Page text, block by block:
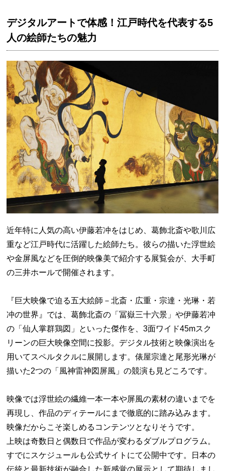
デジタルアートで体感！江戸時代を代表する5
人の絵師たちの魅力
近年特に人気の高い伊藤若冲をはじめ、葛飾北斎や歌川広
重など江戸時代に活躍した絵師たち。彼らの描いた浮世絵
や金屏風などを圧倒的映像美で紹介する展覧会が、大手町
の三井ホールで開催されます。
『巨大映像で迫る五大絵師－北斎・広重・宗達・光琳・若
冲の世界』では、葛飾北斎の「冨嶽三十六景」や伊藤若冲
の「仙人掌群鶏図」といった傑作を、3面ワイド45mスク
リーンの巨大映像空間に投影。デジタル技術と映像演出を
用いてスペルタクルに展開します。俵屋宗達と尾形光琳が
描いた2つの「風神雷神図屏風」の競演も見どころです。
映像では浮世絵の繊維一本一本や屏風の素材の違いまでを
再現し、作品のディテールにまで徹底的に踏み込みます。
映像だからこそ楽しめるコンテンツとなりそうです。
上映は奇数日と偶数日で作品が変わるダブルプログラム。
すでにスケジュールも公式サイトにて公開中です。日本の
伝統と最新技術が融合した新感覚の展示として期待しまし